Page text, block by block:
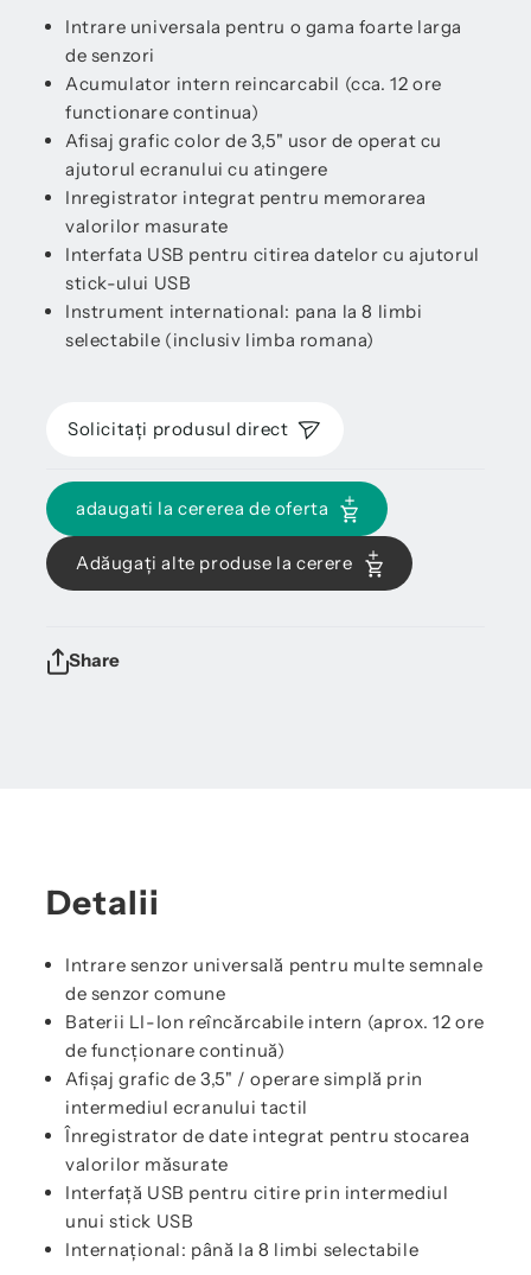
Intrare universala pentru o gama foarte larga
de senzori
Acumulator intern reincarcabil (cca. 12 ore
functionare continua)
Afisaj grafic color de 3,5" usor de operat cu
ajutorul ecranului cu atingere
Inregistrator integrat pentru memorarea
valorilor masurate
Interfata USB pentru citirea datelor cu ajutorul
stick-ului USB
Instrument international: pana la 8 limbi
selectabile (inclusiv limba romana)
Solicitați produsul direct
adaugati la cererea de oferta
Adăugați alte produse la cerere
Share
Detalii
Intrare senzor universală pentru multe semnale
de senzor comune
Baterii LI-Ion reîncărcabile intern (aprox. 12 ore
de funcționare continuă)
Afișaj grafic de 3,5" / operare simplă prin
intermediul ecranului tactil
Înregistrator de date integrat pentru stocarea
valorilor măsurate
Interfață USB pentru citire prin intermediul
unui stick USB
Internațional: până la 8 limbi selectabile